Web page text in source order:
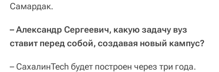
Самардак.
– Александр Сергеевич, какую задачу вуз
ставит перед собой, создавая новый кампус?
– СахалинTech будет построен через три года.